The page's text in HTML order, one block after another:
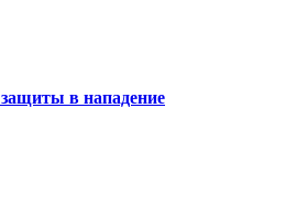
в нападение